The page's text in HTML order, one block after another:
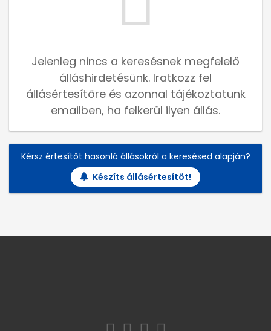
Jelenleg nincs a keresésnek megfelelő
álláshirdetésünk. Iratkozz fel
állásértesítőre és azonnal tájékoztatunk
emailben, ha felkerül ilyen állás.
Kérsz értesítőt hasonló állásokról a keresésed alapján?
Készíts állásértesítőt!